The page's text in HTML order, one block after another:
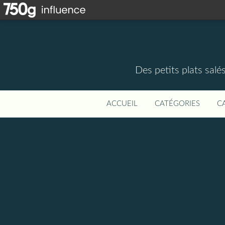
Des petits plats
ACCUEIL CATÉGORIES